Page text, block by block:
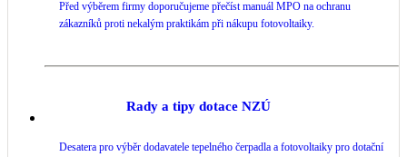
Před výběrem firmy doporučujeme přečíst manuál MPO na ochranu
zákazníků proti nekalým praktikám při nákupu fotovoltaiky.
Rady a tipy dotace NZÚ
Desatera pro výběr dodavatele tepelného čerpadla a fotovoltaiky pro dotační